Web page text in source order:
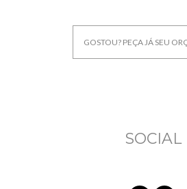
GOSTOU? PEÇA JÁ SEU
SOCIAL